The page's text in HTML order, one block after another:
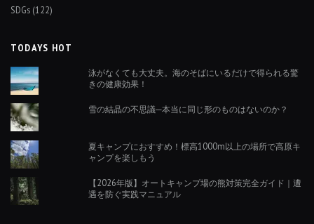
SDGs (122)
TODAYS HOT
泳がなくても大丈夫。海のそばにいるだけで得られる驚
きの健康効果！
雪の結晶の不思議─本当に同じ形のものはないのか？
夏キャンプにおすすめ！標高1000m以上の場所で高原キ
ャンプを楽しもう
【2026年版】オートキャンプ場の熊対策完全ガイド｜遭
遇を防ぐ実践マニュアル